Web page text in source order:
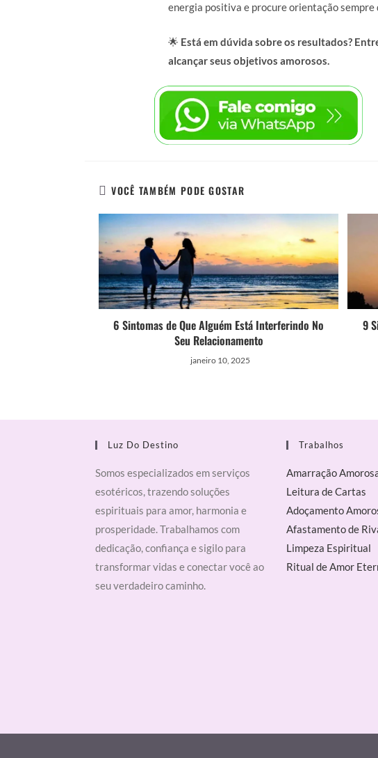
energia positiva e procure orientação sempre
🌟 Está em dúvida sobre os resultados?
alcançar seus objetivos amorosos.
VOCÊ TAMBÉM PODE GOSTAR
6 Sintomas de Que Alguém Está Interferindo No
Seu Relacionamento
janeiro 10, 2025
9
Luz Do Destino
Somos especializados em serviços
esotéricos, trazendo soluções
espirituais para amor, harmonia e
prosperidade. Trabalhamos com
dedicação, confiança e sigilo para
transformar vidas e conectar você ao
seu verdadeiro caminho.
Trabalhos
Amarração
Leitura de Cartas
Adoçamento
Afastamento de
Limpeza Espiritual
Ritual de Amor